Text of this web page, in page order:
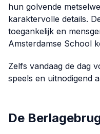
hun golvende
karaktervolle details.
toegankelijk en
Amsterdamse School
Zelfs vandaag de dag
speels en uitnodigend
De